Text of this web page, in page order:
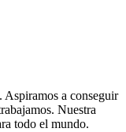
Aspiramos a conseguir
Nuestra
todo el mundo.